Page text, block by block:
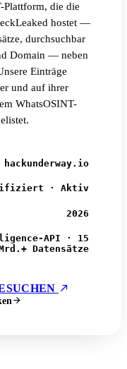
Plattform, die die
hostet —
durchsuchbar
Domain — neben
Einträge
und auf ihrer
WhatsOSINT-
hackunderway.io
· Aktiv
2026
API · 15
Datensätze